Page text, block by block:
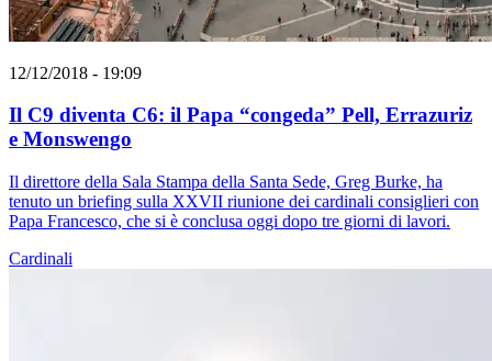
12/12/2018 - 19:09
Il C9 diventa C6: il Papa “congeda” Pell, Errazuriz
e Monswengo
Il direttore della Sala Stampa della Santa Sede, Greg Burke, ha
tenuto un briefing sulla XXVII riunione dei cardinali consiglieri con
Papa Francesco, che si è conclusa oggi dopo tre giorni di lavori.
Cardinali